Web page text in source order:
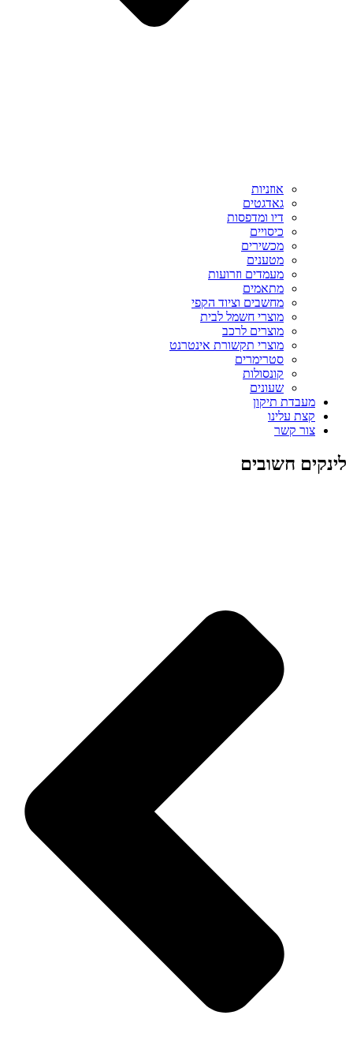
אוזניות
גאדגטים
דיו ומדפסות
כיסויים
מכשירים
מטענים
מעמדים וזרועות
מתאמים
מחשבים וציוד הקפי
מוצרי חשמל לבית
מוצרים לרכב
מוצרי תקשורת אינטרנט
סטרימרים
קונסולות
שעונים
מעבדת תיקון
קצת עלינו
צור קשר
לינקים חשובים